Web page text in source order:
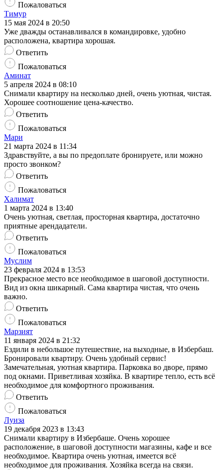
Пожаловаться
Тимур
15 мая 2024 в 20:50
Уже дважды останавливался в командировке, удобно
расположена, квартира хорошая.
Ответить
Пожаловаться
Аминат
5 апреля 2024 в 08:10
Снимали квартиру на несколько дней, очень уютная, чистая.
Хорошее соотношение цена-качество.
Ответить
Пожаловаться
Мари
21 марта 2024 в 11:34
Здравствуйте, а вы по предоплате бронируете, или можно
просто звонком?
Ответить
Пожаловаться
Халимат
1 марта 2024 в 13:40
Очень уютная, светлая, просторная квартира, достаточно
приятные арендадатели.
Ответить
Пожаловаться
Муслим
23 февраля 2024 в 13:53
Прекрасное место все необходимое в шаговой доступности.
Вид из окна шикарный. Сама квартира чистая, что очень
важно.
Ответить
Пожаловаться
Марзият
11 января 2024 в 21:32
Ездили в небольшое путешествие, на выходные, в Избербаш.
Бронировали квартиру. Очень удобный сервис!
Замечательная, уютная квартира. Парковка во дворе, прямо
под окнами. Приветливая хозяйка. В квартире тепло, есть всё
необходимое для комфортного проживания.
Ответить
Пожаловаться
Луиза
19 декабря 2023 в 13:43
Снимали квартиру в Избербаше. Очень хорошее
расположение, в шаговой доступности магазины, кафе и все
необходимое. Квартира очень уютная, имеется всё
необходимое для проживания. Хозяйка всегда на связи.